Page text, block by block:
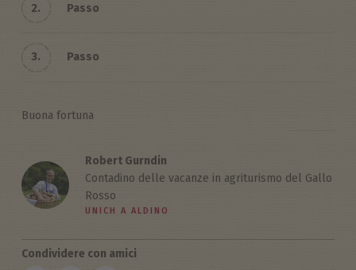
2. Passo
3. Passo
Buona fortuna
Robert Gurndin
Contadino delle vacanze in agriturismo del Gallo
Rosso
UNICH A ALDINO
Condividere con amici